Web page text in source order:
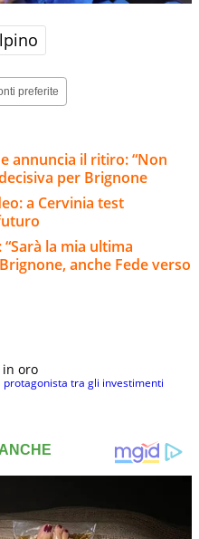
preferite
annuncia il ritiro: “Non
per Brignone
a Cervinia test
la mia ultima
anche Fede verso
in oro
protagonista tra gli investimenti